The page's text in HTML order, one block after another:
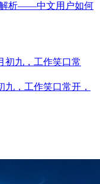
解析——中文用户如何
九，工作笑口常开，